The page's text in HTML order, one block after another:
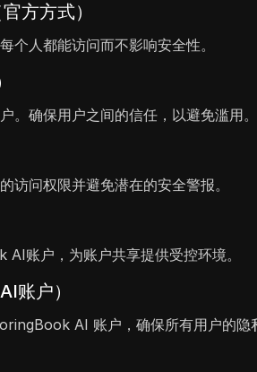
方方式）
个人都能访问而不影响安全性。
。确保用户之间的信任，以避免滥用。
访问权限并避免潜在的安全警报。
账户，为账户共享提供受控环境。
账户）
AI 账户，确保所有用户的隐